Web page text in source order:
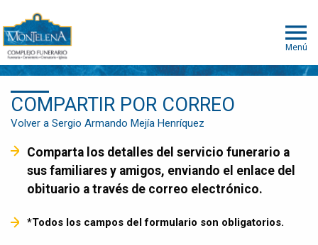
Menú
COMPARTIR POR CORREO
Volver a Sergio Armando Mejía Henríquez
Comparta los detalles del servicio funerario a
sus familiares y amigos, enviando el enlace del
obituario a través de correo electrónico.
*Todos los campos del formulario son obligatorios.